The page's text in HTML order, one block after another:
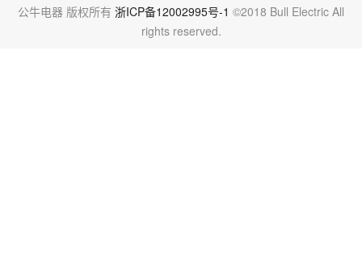
公牛电器 版权所有 浙ICP备12002995号-1 ©2018 Bull Electric All
rights reserved.